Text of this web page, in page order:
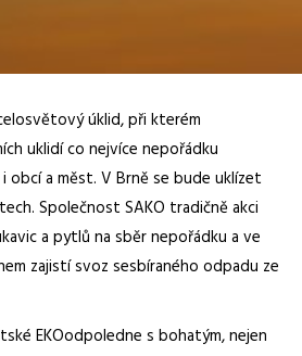
úklid, při kterém
uklidí co nejvíce nepořádku
obcí a měst. V Brně se bude uklízet
Společnost SAKO tradičně akci
a pytlů na sběr nepořádku a ve
zajistí svoz sesbíraného odpadu ze
EKOodpoledne s bohatým, nejen